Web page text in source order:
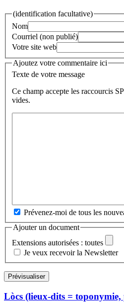
(identification facultative)
Nom
Courriel (non publié)
Votre site web
Ajoutez votre commentaire ici
Texte de votre message
Ce champ accepte les raccourcis
vides.
Prévenez-moi de tous les
Ajouter un document
Extensions autorisées : toutes
Je veux recevoir la Newsletter
Lòcs (lieux-dits = toponymie,